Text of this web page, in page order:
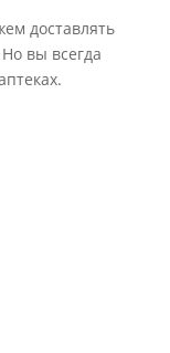
доставлять
вы всегда